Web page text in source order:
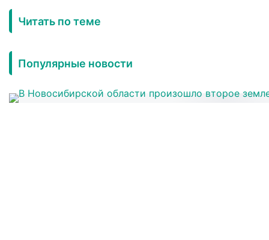
Читать по теме
Популярные новости